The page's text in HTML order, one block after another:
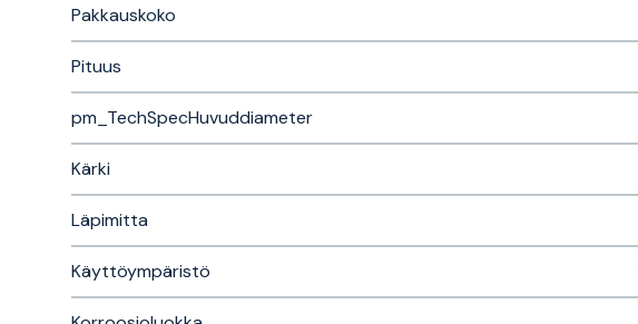
Pakkauskoko
Pituus
pm_TechSpecHuvuddiameter
Kärki
Läpimitta
Käyttöympäristö